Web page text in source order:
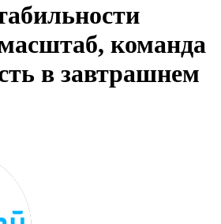
команда
в завтрашнем